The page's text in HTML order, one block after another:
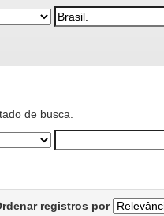
de busca.
registros por